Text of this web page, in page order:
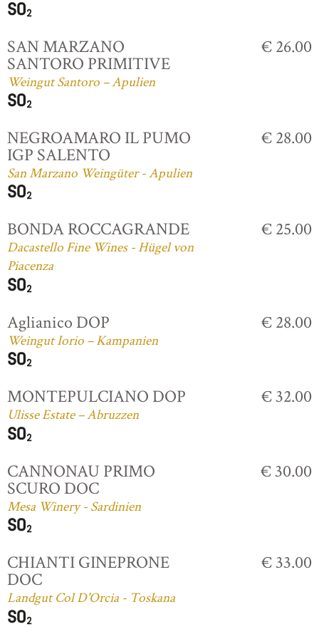
SAN MARZANO
SANTORO PRIMITIVE
Weingut Santoro – Apulien
€ 26.00
NEGROAMARO IL PUMO
IGP SALENTO
San Marzano Weingüter - Apulien
€ 28.00
BONDA ROCCAGRANDE
Dacastello Fine Wines - Hügel von
Piacenza
€ 25.00
Aglianico DOP
Weingut Iorio – Kampanien
€ 28.00
MONTEPULCIANO DOP
Ulisse Estate – Abruzzen
€ 32.00
CANNONAU PRIMO
SCURO DOC
Mesa Winery - Sardinien
€ 30.00
CHIANTI GINEPRONE
DOC
Landgut Col D'Orcia - Toskana
€ 33.00